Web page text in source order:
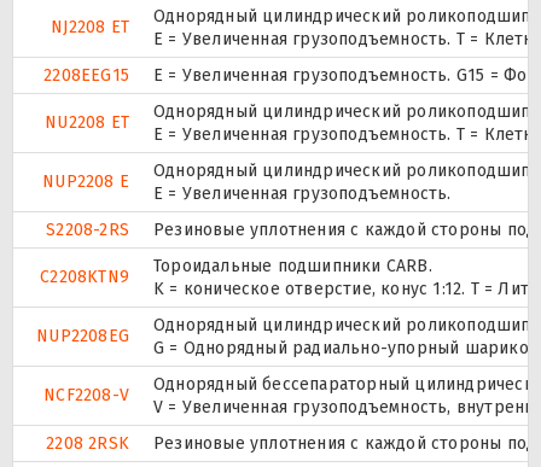
NJ2208 ET
Однорядный цилиндрический
E = Увеличенная грузоподъемность. T =
2208EEG15
E = Увеличенная грузоподъемность. G15 =
NU2208 ET
Однорядный цилиндрический
E = Увеличенная грузоподъемность. T =
NUP2208 E
Однорядный цилиндрический
Е = Увеличенная грузоподъемность.
S2208-2RS
Резиновые уплотнения с каждой стороны
C2208KTN9
Тороидальные подшипники CARB.
K = коническое отверстие, конус 1:12. T =
NUP2208EG
Однорядный цилиндрический
G = Однорядный радиально-упорный
NCF2208-V
Однорядный бессепараторный
V = Увеличенная грузоподъемность,
2208 2RSK
Резиновые уплотнения с каждой стороны